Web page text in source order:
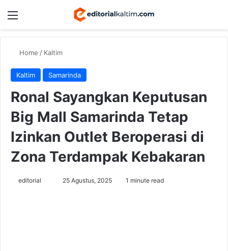
Menu
Home / Kaltim
Kaltim Samarinda
Ronal Sayangkan Keputusan
Big Mall Samarinda Tetap
Izinkan Outlet Beroperasi di
Zona Terdampak Kebakaran
editorial 25 Agustus, 2025 1 minute read